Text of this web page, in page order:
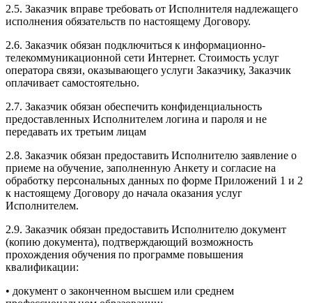
2.5. Заказчик вправе требовать от Исполнителя надлежащего
исполнения обязательств по настоящему Договору.
2.6. Заказчик обязан подключиться к информационно-
телекоммуникационной сети Интернет. Стоимость услуг
оператора связи, оказывающего услуги Заказчику, Заказчик
оплачивает самостоятельно.
2.7. Заказчик обязан обеспечить конфиденциальность
предоставленных Исполнителем логина и пароля и не
передавать их третьим лицам
2.8. Заказчик обязан предоставить Исполнителю заявление о
приеме на обучение, заполненную Анкету и согласие на
обработку персональных данных по форме Приложений 1 и 2
к настоящему Договору до начала оказания услуг
Исполнителем.
2.9. Заказчик обязан предоставить Исполнителю документ
(копию документа), подтверждающий возможность
прохождения обучения по программе повышения
квалификации:
• документ о законченном высшем или среднем